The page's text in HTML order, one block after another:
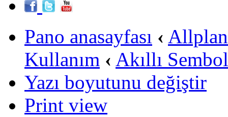
Pano anasayfası ‹
Kullanım ‹ Akıllı Sembol
Yazı boyutunu değiştir
Print view